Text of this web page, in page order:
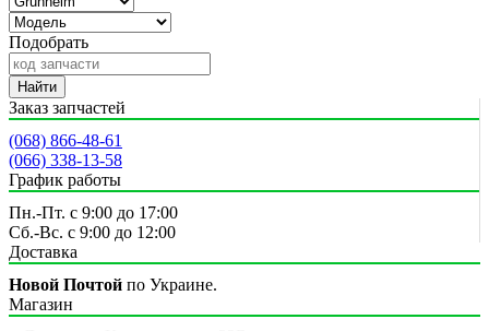
Подобрать
Найти
Заказ запчастей
(068) 866-48-61
(066) 338-13-58
График работы
Пн.-Пт. с 9:00 до 17:00
Сб.-Вс. с 9:00 до 12:00
Доставка
Новой Почтой по Украине.
Магазин